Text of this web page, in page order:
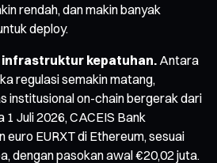
rendah, dan makin banyak
deploy.
infrastruktur kepatuhan.Antara
regulasi semakin matang,
institusional on-chain bergerak dari
1 Juli 2026, CACEIS Bank
EURXT di Ethereum, sesuai
dengan pasokan awal €20,02 juta.